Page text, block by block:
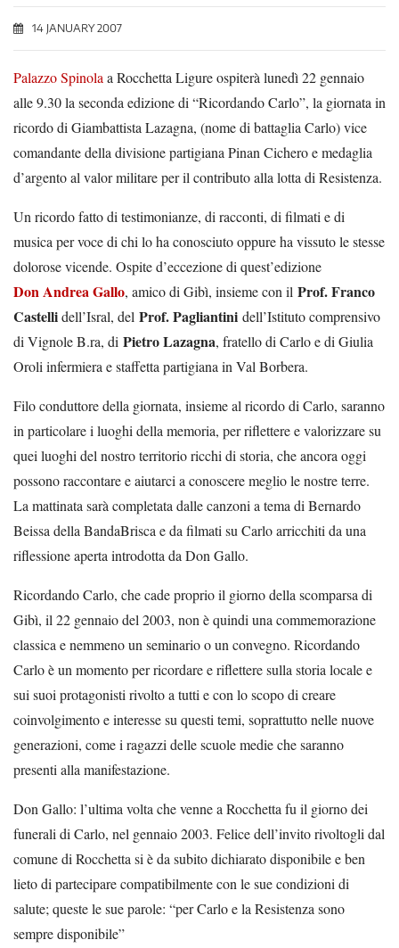
14 JANUARY 2007
Palazzo Spinolaa Rocchetta Ligure ospiterà lunedì 22 gennaio
alle 9.30 la seconda edizione di “Ricordando Carlo”, la giornata in
ricordo di Giambattista Lazagna, (nome di battaglia Carlo) vice
comandante della divisione partigiana Pinan Cichero e medaglia
d’argento al valor militare per il contributo alla lotta di Resistenza.
Un ricordo fatto di testimonianze, di racconti, di filmati e di
musica per voce di chi lo ha conosciuto oppure ha vissuto le stesse
dolorose vicende. Ospite d’eccezione di quest’edizione
Don Andrea Gallo, amico di Gibì, insieme con il Prof. Franco
Castellidell’Isral, del Prof. Pagliantini dell’Istituto comprensivo
di Vignole B.ra, di Pietro Lazagna, fratello di Carlo e di Giulia
Oroli infermiera e staffetta partigiana in Val Borbera.
Filo conduttore della giornata, insieme al ricordo di Carlo, saranno
in particolare i luoghi della memoria, per riflettere e valorizzare su
quei luoghi del nostro territorio ricchi di storia, che ancora oggi
possono raccontare e aiutarci a conoscere meglio le nostre terre.
La mattinata sarà completata dalle canzoni a tema di Bernardo
Beissa della BandaBrisca e da filmati su Carlo arricchiti da una
riflessione aperta introdotta da Don Gallo.
Ricordando Carlo, che cade proprio il giorno della scomparsa di
Gibì, il 22 gennaio del 2003, non è quindi una commemorazione
classica e nemmeno un seminario o un convegno. Ricordando
Carlo è un momento per ricordare e riflettere sulla storia locale e
sui suoi protagonisti rivolto a tutti e con lo scopo di creare
coinvolgimento e interesse su questi temi, soprattutto nelle nuove
generazioni, come i ragazzi delle scuole medie che saranno
presenti alla manifestazione.
Don Gallo: l’ultima volta che venne a Rocchetta fu il giorno dei
funerali di Carlo, nel gennaio 2003. Felice dell’invito rivoltogli dal
comune di Rocchetta si è da subito dichiarato disponibile e ben
lieto di partecipare compatibilmente con le sue condizioni di
salute; queste le sue parole: “per Carlo e la Resistenza sono
sempre disponibile”